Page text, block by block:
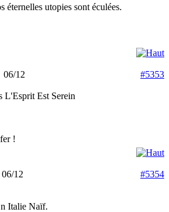
éternelles utopies sont éculées.
06/12
#5353
L'Esprit Est Serein
!
06/12
#5354
Italie Naïf.